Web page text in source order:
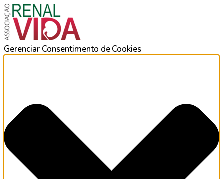
Gerenciar Consentimento de Cookies